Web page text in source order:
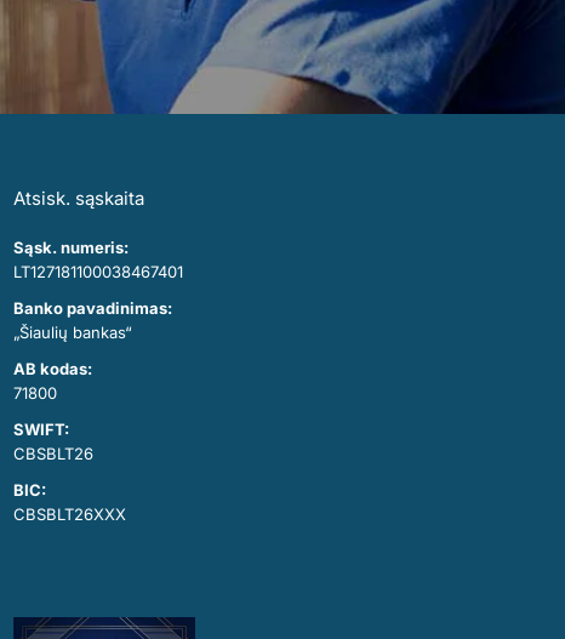
Atsisk. sąskaita
Sąsk. numeris:
LT127181100038467401
Banko pavadinimas:
„Šiaulių bankas“
AB kodas:
71800
SWIFT:
CBSBLT26
BIC:
CBSBLT26XXX